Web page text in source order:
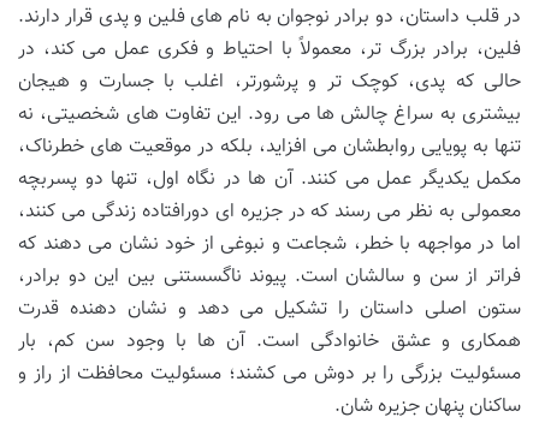
در قلب داستان، دو برادر نوجوان به نام های فلین و پدی قرار دارند.
فلین، برادر بزرگ تر، معمولاً با احتیاط و فکری عمل می کند، در
حالی که پدی، کوچک تر و پرشورتر، اغلب با جسارت و هیجان
بیشتری به سراغ چالش ها می رود. این تفاوت های شخصیتی، نه
تنها به پویایی روابطشان می افزاید، بلکه در موقعیت های خطرناک،
مکمل یکدیگر عمل می کنند. آن ها در نگاه اول، تنها دو پسربچه
معمولی به نظر می رسند که در جزیره ای دورافتاده زندگی می کنند،
اما در مواجهه با خطر، شجاعت و نبوغی از خود نشان می دهند که
فراتر از سن و سالشان است. پیوند ناگسستنی بین این دو برادر،
ستون اصلی داستان را تشکیل می دهد و نشان دهنده قدرت
همکاری و عشق خانوادگی است. آن ها با وجود سن کم، بار
مسئولیت بزرگی را بر دوش می کشند؛ مسئولیت محافظت از راز و
ساکنان پنهان جزیره شان.